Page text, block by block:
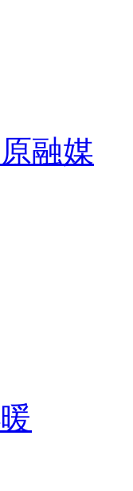
融媒